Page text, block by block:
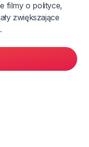
filmy o polityce,
zwiększające